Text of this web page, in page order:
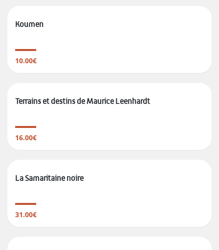
Koumen
10.00€
Terrains et destins de Maurice Leenhardt
16.00€
La Samaritaine noire
31.00€